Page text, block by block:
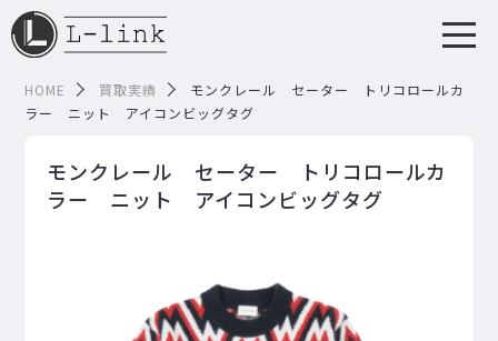
HOME 買取実績
モンクレール セーター トリコロールカ
ラー ニット アイコンビッグタグ
モンクレール セーター トリコロールカ
ラー ニット アイコンビッグタグ